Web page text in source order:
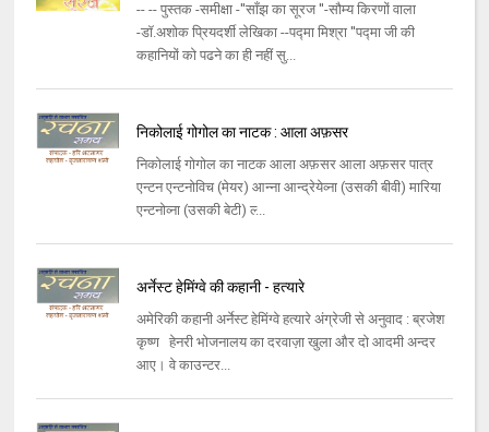
-- -- पुस्तक -समीक्षा -''साँझ का सूरज ''-सौम्य किरणों वाला
-डॉ.अशोक प्रियदर्शी लेखिका --पद्मा मिश्रा ''पद्मा जी की
कहानियों को पढने का ही नहीं सु...
निकोलाई गोगोल का नाटक : आला अफ़सर
निकोलाई गोगोल का नाटक आला अफ़सर आला अफ़सर पात्र
एन्‍टन एन्‍टनोविच (मेयर) आन्‍ना आन्‍द्रेयेव्‍ना (उसकी बीवी) मारिया
एन्‍टनोव्‍ना (उसकी बेटी) ल्‍...
अर्नेस्ट हेमिंग्वे की कहानी - हत्यारे
अमेरिकी कहानी अर्नेस्‍ट हेमिंग्‍वे हत्‍यारे अंग्रेजी से अनुवाद : ब्रजेश
कृष्‍ण हेनरी भोजनालय का दरवाज़ा खुला और दो आदमी अन्‍दर
आए। वे काउन्‍टर...